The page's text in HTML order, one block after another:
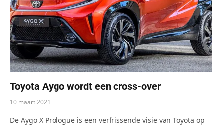
Toyota Aygo wordt een cross-over
10 maart 2021
De Aygo X Prologue is een verfrissende visie van Toyota op